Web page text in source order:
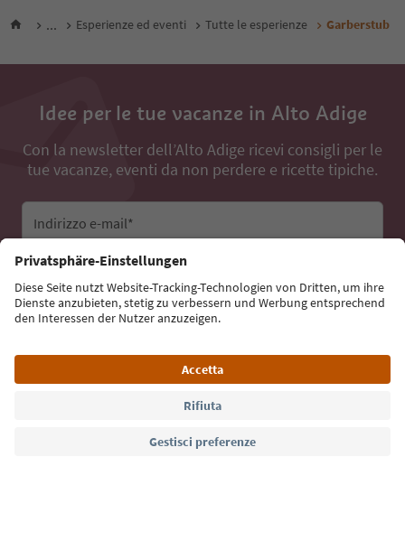
... Esperienze ed eventi Tutte le esperienze Garberstub
Idee per le tue vacanze in Alto Adige
Con la newsletter dell’Alto Adige ricevi consigli per le
tue vacanze, eventi da non perdere e ricette tipiche.
Indirizzo e-mail*
Iscriviti alla newsletter